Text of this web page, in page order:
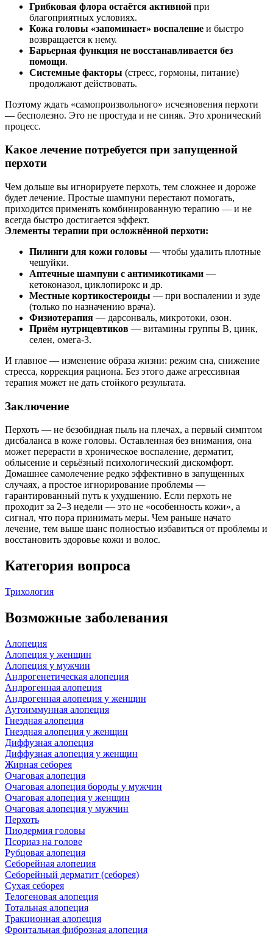
Грибковая флора остаётся активной при
благоприятных условиях.
Кожа головы «запоминает» воспаление и быстро
возвращается к нему.
Барьерная функция не восстанавливается без
помощи.
Системные факторы (стресс, гормоны, питание)
продолжают действовать.
Поэтому ждать «самопроизвольного» исчезновения перхоти
— бесполезно. Это не простуда и не синяк. Это хронический
процесс.
Какое лечение потребуется при запущенной
перхоти
Чем дольше вы игнорируете перхоть, тем сложнее и дороже
будет лечение. Простые шампуни перестают помогать,
приходится применять комбинированную терапию — и не
всегда быстро достигается эффект.
Элементы терапии при осложнённой перхоти:
Пилинги для кожи головы — чтобы удалить плотные
чешуйки.
Аптечные шампуни с антимикотиками —
кетоконазол, циклопирокс и др.
Местные кортикостероиды — при воспалении и зуде
(только по назначению врача).
Физиотерапия — дарсонваль, микротоки, озон.
Приём нутрицевтиков — витамины группы B, цинк,
селен, омега-3.
И главное — изменение образа жизни: режим сна, снижение
стресса, коррекция рациона. Без этого даже агрессивная
терапия может не дать стойкого результата.
Заключение
Перхоть — не безобидная пыль на плечах, а первый симптом
дисбаланса в коже головы. Оставленная без внимания, она
может перерасти в хроническое воспаление, дерматит,
облысение и серьёзный психологический дискомфорт.
Домашнее самолечение редко эффективно в запущенных
случаях, а простое игнорирование проблемы —
гарантированный путь к ухудшению. Если перхоть не
проходит за 2–3 недели — это не «особенность кожи», а
сигнал, что пора принимать меры. Чем раньше начато
лечение, тем выше шанс полностью избавиться от проблемы и
восстановить здоровье кожи и волос.
Категория вопроса
Трихология
Возможные заболевания
Алопеция
Алопеция у женщин
Алопеция у мужчин
Андрогенетическая алопеция
Андрогенная алопеция
Андрогенная алопеция у женщин
Аутоиммунная алопеция
Гнездная алопеция
Гнездная алопеция у женщин
Диффузная алопеция
Диффузная алопеция у женщин
Жирная себорея
Очаговая алопеция
Очаговая алопеция бороды у мужчин
Очаговая алопеция у женщин
Очаговая алопеция у мужчин
Перхоть
Пиодермия головы
Псориаз на голове
Рубцовая алопеция
Себорейная алопеция
Себорейный дерматит (себорея)
Сухая себорея
Телогеновая алопеция
Тотальная алопеция
Тракционная алопеция
Фронтальная фиброзная алопеция